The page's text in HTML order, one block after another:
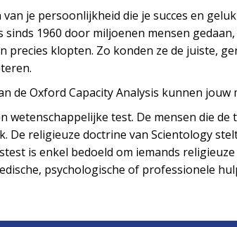
je persoonlijkheid die je succes en
sinds 1960 door miljoenen mensen
precies klopten. Zo konden ze de juiste,
de Oxford Capacity Analysis kunnen
wetenschappelijke test. De mensen die
De religieuze doctrine van Scientology
is enkel bedoeld om iemands
psychologische of professionele